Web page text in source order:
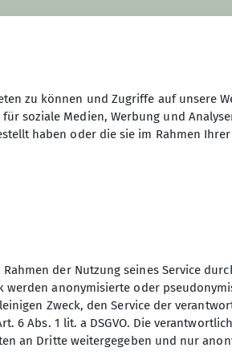
Sektion
zu können und Zugriffe auf unsere
soziale Medien, Werbung und
haben oder die sie im Rahmen
der Nutzung seines Service
werden anonymisierte oder
Zweck, den Service der
6 Abs. 1 lit. a DSGVO. Die
an Dritte weitergegeben und nur